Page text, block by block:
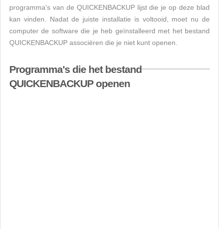
programma's van de QUICKENBACKUP lijst die je op deze blad
kan vinden. Nadat de juiste installatie is voltooid, moet nu de
computer de software die je heb geïnstalleerd met het bestand
QUICKENBACKUP associëren die je niet kunt openen.
Programma's die het bestand
QUICKENBACKUP openen